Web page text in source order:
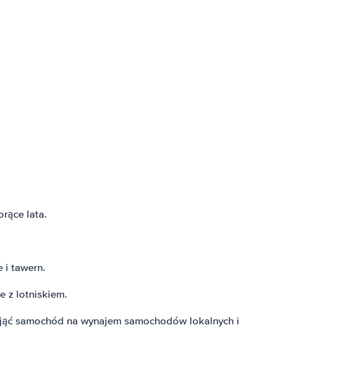
lata.
i tawern.
z lotniskiem.
samochód na wynajem samochodów lokalnych i